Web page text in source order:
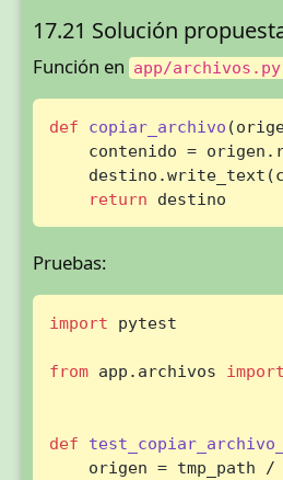
17.21 Solución
Función en app/archivos.py
def copiar_archivo (
contenido =
return destino
Pruebas:
import pytest
from app.archivos import
def
    origen = tmp_path /